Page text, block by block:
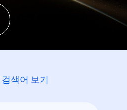
검색어 보기